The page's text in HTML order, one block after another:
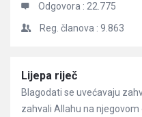
Odgovora : 22.775
Reg. članova : 9.863
Članci
Lijepa riječ
Blagodati se uvećavaju
zahvali Allahu na njegovom